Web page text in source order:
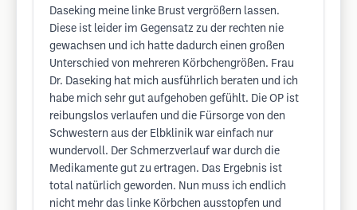
Daseking meine linke Brust vergrößern lassen.
Diese ist leider im Gegensatz zu der rechten nie
gewachsen und ich hatte dadurch einen großen
Unterschied von mehreren Körbchengrößen. Frau
Dr. Daseking hat mich ausführlich beraten und ich
habe mich sehr gut aufgehoben gefühlt. Die OP ist
reibungslos verlaufen und die Fürsorge von den
Schwestern aus der Elbklinik war einfach nur
wundervoll. Der Schmerzverlauf war durch die
Medikamente gut zu ertragen. Das Ergebnis ist
total natürlich geworden. Nun muss ich endlich
nicht mehr das linke Körbchen ausstopfen und